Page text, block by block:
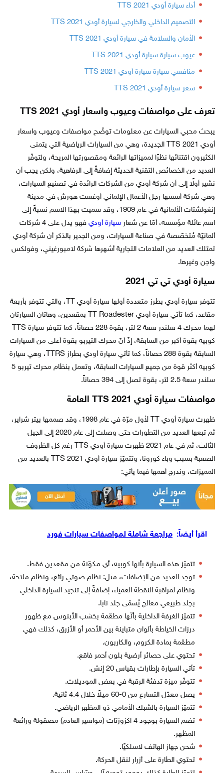
أداء سيارة أودي TTS 2021
التصميم الداخلي والخارجي لسيارة أودي TTS 2021
الأمان والسلامة في سيارة أودي TTS 2021
عيوب سيارة سيارة أودي TTS 2021
منافسي سيارة سيارة أودي TTS 2021
سعر سيارة أودي TTS 2021
تعرف على مواصفات وعيوب واسعار أودي TTS 2021
يبحث محبي السيارات عن معلومات توضّح مواصفات وعيوب واسعار
أودي TTS 2021 الجديدة، وهي من السيارات الرياضية التي يتمنى
الكثيرون اقتنائها نظرًا لمميزاتها الرائعة ومقصورتها المريحة، ولتوفّر
العديد من الخصائص التقنية الحديثة إضافةً إلى الرفاهية، ولكن يجب أن
نشير أولًا إلى أن شركة أودي من الشركات الرائدة في تصنيع السيارات،
وهي شركة أسسها رجل الأعمال الإلماني أوغست هورش في مدينة
إنغولشتات الألمانية في عام 1909، وقد سميت بهذا الاسم نسبةً إلى
اسم عائلة مؤسسه، أمّا عن شعار سيارة أودي
فهو يدل على 4 شركات
ألمانيّة مُتخصّصة في صناعة السيارات، ومن الجدير بالذكر أن شركة أودي
تمتلك العديد من العلامات التجارية أشهرها شركة لامبورغيني، وفولكس
واجن وغيرها.
سيارة أودي تي تي 2021
تتوفر سيارة أودي بطرز متعددة أولها سيارة أودي TT، والتي تتوفر بأربعة
مقاعد، كما تأتي سيارة أودي TT Roadester بمقعدين، وهاتان السيارتان
لهما محرك 4 سلندر سعة 2 لتر، بقوة 228 حصاناً، كما تتوفر سيارة TTS
كوبيه بقوة أكبر من السابقة، إذّ أنّ محرك التيربو بقوة أعلى من السيارات
السابقة بقوة 288 حصاناً، كما تأتي سيارة أودي بطراز TTRS، وهي سيارة
كوبيه أكثر قوة من جميع السيارات السابقة، وتعمل بنظام محرك تيربو 5
سلندر سعة 2.5 لتر، بقوة تصل إلى 394 حصاناً.
مواصفات سيارة أودي TTS 2021 العامة
ظهرت سيارة أودي TT لأول مرّة في عام 1998، وقد صممها بيتر شراير،
ثم تبعها العديد من التطورات حتى وصلت إلى عام 2020 إلى الجيل
الثالث، ثم في عام 2021 ظهرت سيارة أودي TTS رغم كل الظروف
الصعبة بسبب وباء كورونا، وتتميّز سيارة أودي TTS 2021 بالعديد من
المميزات، وندرج أهمها فيما يأتي:
اقرأ أيضاً: مراجعة شاملة لمواصفات سيارات فورد
تتميّز هذه السيارة بأنها كوبيه، أي مكوّنة من مقعدين فقط.
توجد العديد من الإضافات، مثل: نظام صوتي رائع، ونظام ملاحة،
ونظام لمراقبة النقطة العمياء، إضافةً إلى تنجيد السيارة الداخلي
بجلد طبيعي معالج يُسمّى جلد نابا.
تتميّز الغرفة الداخلية بأنّها مطعّمة بخشب الأبنوس مع ظهور
درزات الخياطة بألوان متباينة بين الأحمر أو الأزرق، كذلك فهي
مطعّمة بمادة الكروم، والكاربون.
تحتوي على حصائر أرضية بلون أحمر فاقع.
تأتي السيارة بإطارات بقياس 20 إنش.
تتوفّر ميزة تدفئة الرقبة في بعض الموديلات.
يصل معدّل التسارع من 0-60 ميلاً خلال 4.4 ثانية.
تتميّز السيارة بالشبك الأمامي ذو المظهر الرياضي.
تضم السيارة بوجود 4 اكزوزتات (مواسير العادم) مصقولة ورائعة
المظهر.
شحن جهاز الهاتف لاسلكيًا.
تحتوي الطارة على أزرار لنقل الحركة.